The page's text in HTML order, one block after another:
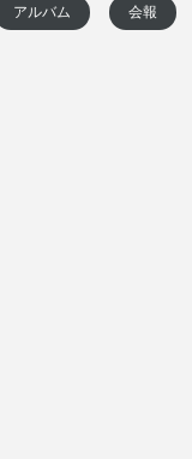
アルバム 会報